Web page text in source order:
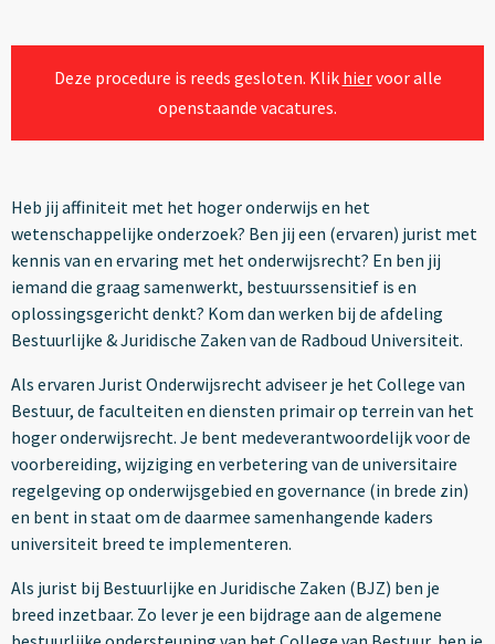
Deze procedure is reeds gesloten. Klik hiervoor alle
openstaande vacatures.
Heb jij affiniteit met het hoger onderwijs en het
wetenschappelijke onderzoek? Ben jij een (ervaren) jurist met
kennis van en ervaring met het onderwijsrecht? En ben jij
iemand die graag samenwerkt, bestuurssensitief is en
oplossingsgericht denkt? Kom dan werken bij de afdeling
Bestuurlijke & Juridische Zaken van de Radboud Universiteit.
Als ervaren Jurist Onderwijsrecht adviseer je het College van
Bestuur, de faculteiten en diensten primair op terrein van het
hoger onderwijsrecht. Je bent medeverantwoordelijk voor de
voorbereiding, wijziging en verbetering van de universitaire
regelgeving op onderwijsgebied en governance (in brede zin)
en bent in staat om de daarmee samenhangende kaders
universiteit breed te implementeren.
Als jurist bij Bestuurlijke en Juridische Zaken (BJZ) ben je
breed inzetbaar. Zo lever je een bijdrage aan de algemene